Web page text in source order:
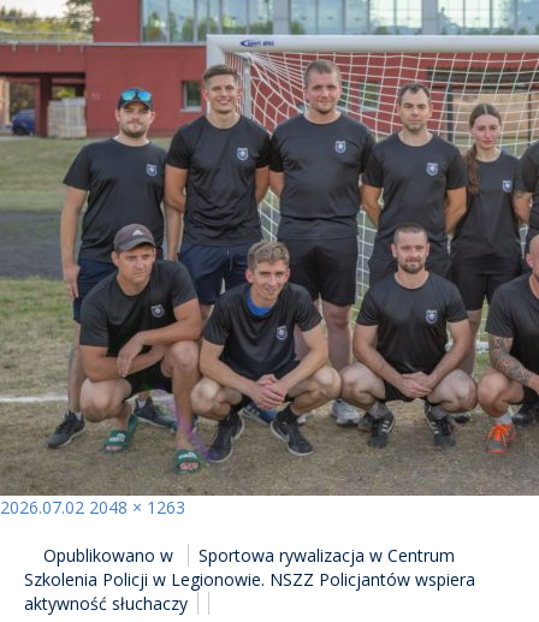
Opublikowano
2026.07.02 Pełny
2048 × 1263
WPISUOpublikowano w
Sportowa rywalizacja w Centrum
Szkolenia Policji w Legionowie. NSZZ Policjantów wspiera
aktywność słuchaczy